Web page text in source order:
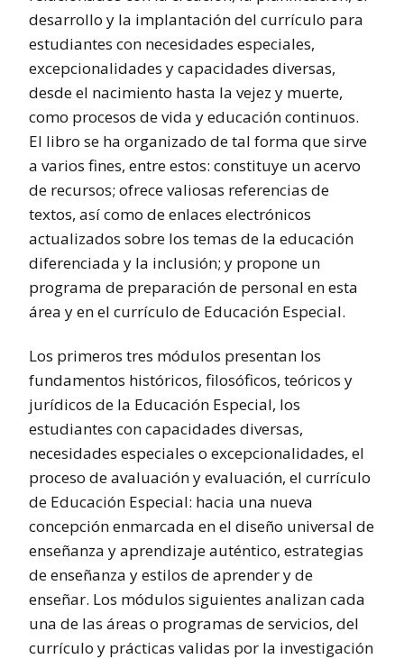
desarrollo y la implantación del currículo para
estudiantes con necesidades especiales,
excepcionalidades y capacidades diversas,
desde el nacimiento hasta la vejez y muerte,
como procesos de vida y educación continuos.
El libro se ha organizado de tal forma que sirve
a varios fines, entre estos: constituye un acervo
de recursos; ofrece valiosas referencias de
textos, así como de enlaces electrónicos
actualizados sobre los temas de la educación
diferenciada y la inclusión; y propone un
programa de preparación de personal en esta
área y en el currículo de Educación Especial.
Los primeros tres módulos presentan los
fundamentos históricos, filosóficos, teóricos y
jurídicos de la Educación Especial, los
estudiantes con capacidades diversas,
necesidades especiales o excepcionalidades, el
proceso de avaluación y evaluación, el currículo
de Educación Especial: hacia una nueva
concepción enmarcada en el diseño universal de
enseñanza y aprendizaje auténtico, estrategias
de enseñanza y estilos de aprender y de
enseñar. Los módulos siguientes analizan cada
una de las áreas o programas de servicios, del
currículo y prácticas validas por la investigación